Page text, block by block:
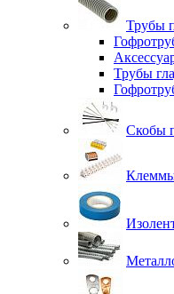
Трубы
Трубы
Скобы